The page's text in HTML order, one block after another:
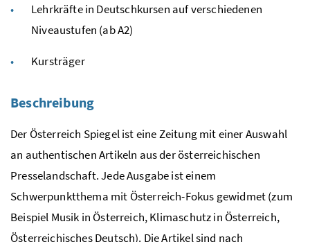
Lehrkräfte in Deutschkursen auf verschiedenen
Niveaustufen (ab A2)
Kursträger
Beschreibung
Der Österreich Spiegel ist eine Zeitung mit einer Auswahl
an authentischen Artikeln aus der österreichischen
Presselandschaft. Jede Ausgabe ist einem
Schwerpunktthema mit Österreich-Fokus gewidmet (zum
Beispiel Musik in Österreich, Klimaschutz in Österreich,
Österreichisches Deutsch). Die Artikel sind nach